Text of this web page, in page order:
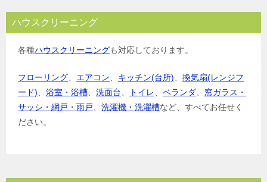
ハウスクリーニング
各種ハウスクリーニングも対応しております。
フローリング エアコン キッチン(台所)
換気扇(レンジフ
ード)
浴室・浴槽 洗面台 トイレ ベランダ
窓ガラス・
サッシ・網戸・雨戸
洗濯機・洗濯槽など、すべてお任せく
ださい。